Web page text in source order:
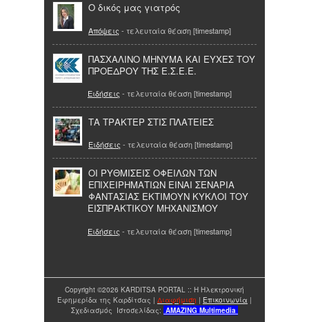
Ο δικός μας γιατρός
Απόψεις - τελευταία θέαση [timestamp]
ΠΑΣΧΑΛΙΝΟ ΜΗΝΥΜΑ ΚΑΙ ΕΥΧΕΣ ΤΟΥ
ΠΡΟΕΔΡΟΥ ΤΗΣ Ε.Σ.Ε.Ε.
Ειδήσεις - τελευταία θέαση [timestamp]
ΤΑ ΤΡΑΚΤΕΡ ΣΤΙΣ ΠΛΑΤΕΙΕΣ
Ειδήσεις - τελευταία θέαση [timestamp]
ΟΙ ΡΥΘΜΙΣΕΙΣ ΟΦΕΙΛΩΝ ΤΩΝ
ΕΠΙΧΕΙΡΗΜΑΤΙΩΝ ΕΙΝΑΙ ΣΕΝΑΡΙΑ
ΦΑΝΤΑΣΙΑΣ ΕΚΤΙΜΟΥΝ ΚΥΚΛΟΙ ΤΟΥ
ΕΙΣΠΡΑΚΤΙΚΟΥ ΜΗΧΑΝΙΣΜΟΥ
Ειδήσεις - τελευταία θέαση [timestamp]
Copyright ©2026 KARDITSA PORTAL :: Η Ηλεκτρονική
Εφημερίδα της Καρδίτσας | Διαφήμιση | Επικοινωνία |
Σχεδιασμός Ιστοσελίδας: AMAZING Multimedia